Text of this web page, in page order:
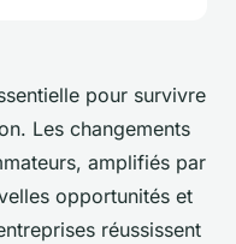
pour survivre
Les changements
amplifiés par
opportunités et
réussissent